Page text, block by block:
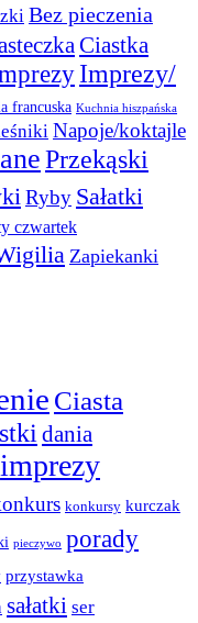
Bez pieczenia
Ciastka
Imprezy/
francuska Kuchnia hiszpańska
Napoje/koktajle
Przekąski
Ryby Sałatki
czwartek
Zapiekanki
Ciasta
dania
imprezy
konkursy kurczak
pieczywo porady
przystawka
sałatki ser